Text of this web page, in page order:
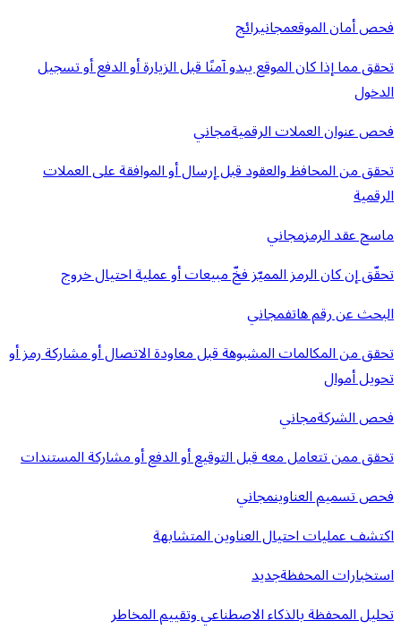
فحص أمان الموقعمجانيرائج
تحقق مما إذا كان الموقع يبدو آمنًا قبل الزيارة أو الدفع أو تسجيل
الدخول
فحص عنوان العملات الرقميةمجاني
تحقق من المحافظ والعقود قبل إرسال أو الموافقة على العملات
الرقمية
ماسح عقد الرمزمجاني
تحقّق إن كان الرمز المميّز فخّ مبيعات أو عملية احتيال خروج
البحث عن رقم هاتفمجاني
تحقق من المكالمات المشبوهة قبل معاودة الاتصال أو مشاركة رمز أو
تحويل أموال
فحص الشركةمجاني
تحقق ممن تتعامل معه قبل التوقيع أو الدفع أو مشاركة المستندات
فحص تسميم العناوينمجاني
اكتشف عمليات احتيال العناوين المتشابهة
استخبارات المحفظةجديد
تحليل المحفظة بالذكاء الاصطناعي وتقييم المخاطر